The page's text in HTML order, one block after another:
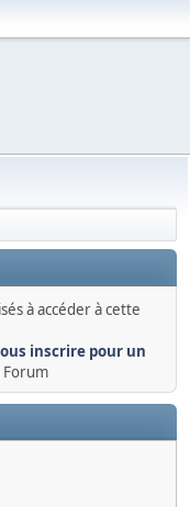
à accéder à cette
inscrire pour un
Forum